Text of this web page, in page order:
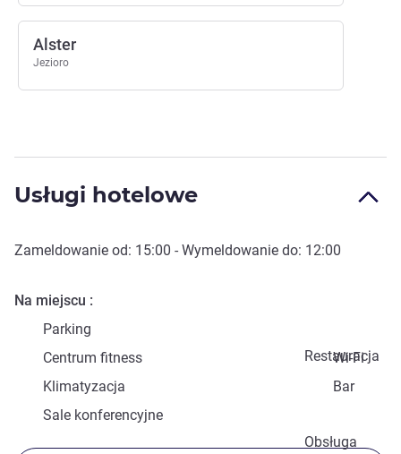
Alster
Jezioro
Usługi hotelowe
Zameldowanie od: 15:00 - Wymeldowanie do: 12:00
Na miejscu
Parking
Restauracja
Centrum fitness
Wi-Fi
Klimatyzacja
Bar
Sale konferencyjne
Obsługa